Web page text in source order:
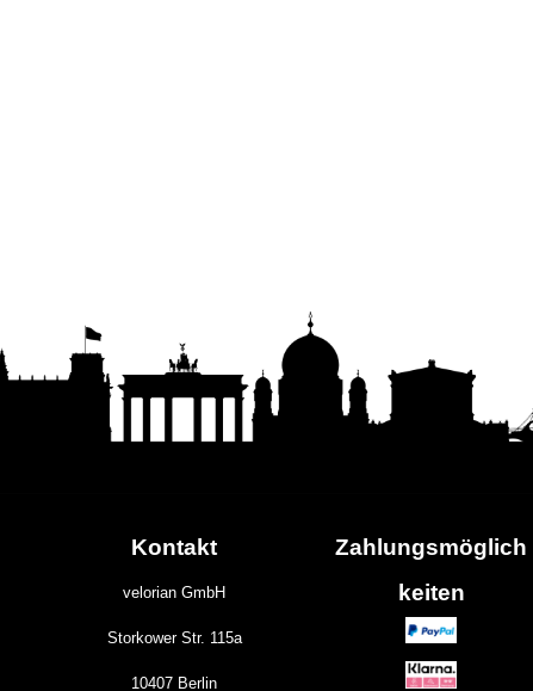
Kontakt
velorian GmbH
Storkower Str. 115a
10407 Berlin
Zahlungsmöglich
keiten